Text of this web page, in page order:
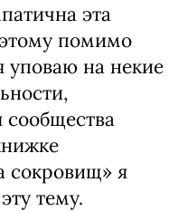
эта
помимо
уповаю на некие
сокровищ» я
тему.